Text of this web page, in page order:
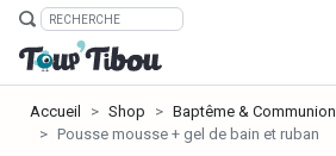
Accueil Shop Baptême & Communion
Pousse mousse + gel de bain et ruban